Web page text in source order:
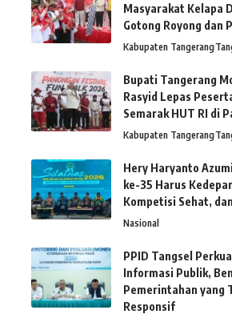
Masyarakat Kelapa
Gotong Royong dan
Kabupaten Tangerang
Bupati Tangerang
Rasyid Lepas
Semarak HUT RI di
Kabupaten Tangerang
Hery Haryanto
ke-35 Harus
Kompetisi Sehat,
Nasional
PPID Tangsel
Informasi Publik,
Pemerintahan yang
Responsif